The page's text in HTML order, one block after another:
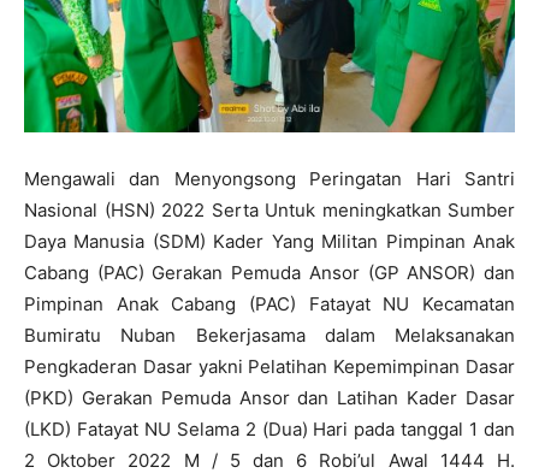
Mengawali dan Menyongsong Peringatan Hari Santri
Nasional (HSN) 2022 Serta Untuk meningkatkan Sumber
Daya Manusia (SDM) Kader Yang Militan Pimpinan Anak
Cabang (PAC) Gerakan Pemuda Ansor (GP ANSOR) dan
Pimpinan Anak Cabang (PAC) Fatayat NU Kecamatan
Bumiratu Nuban Bekerjasama dalam Melaksanakan
Pengkaderan Dasar yakni Pelatihan Kepemimpinan Dasar
(PKD) Gerakan Pemuda Ansor dan Latihan Kader Dasar
(LKD) Fatayat NU Selama 2 (Dua) Hari pada tanggal 1 dan
2 Oktober 2022 M / 5 dan 6 Robi’ul Awal 1444 H.